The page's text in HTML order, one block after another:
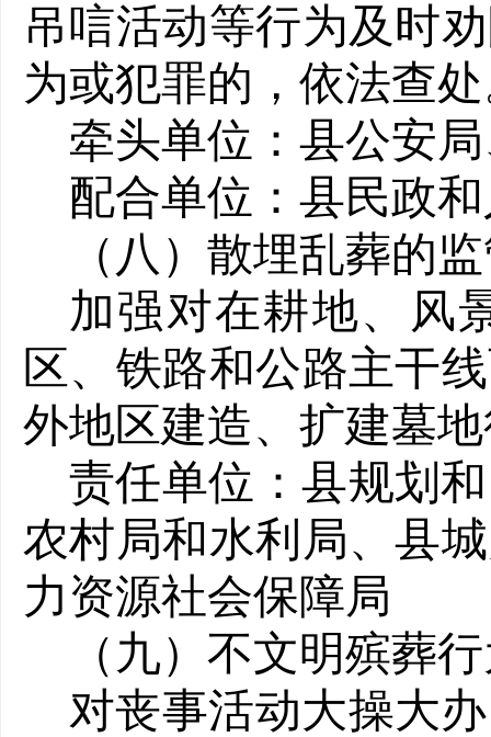
吊唁活动等行为及时
为或犯罪的，依法查
牵头单位：县公安
配合单位：县民政
（八）散埋乱葬的
加强对在耕地、风
区、铁路和公路主干
外地区建造、扩建墓
责任单位：县规划
农村局和水利局、县
力资源社会保障局
（九）不文明殡葬
对丧事活动大操大